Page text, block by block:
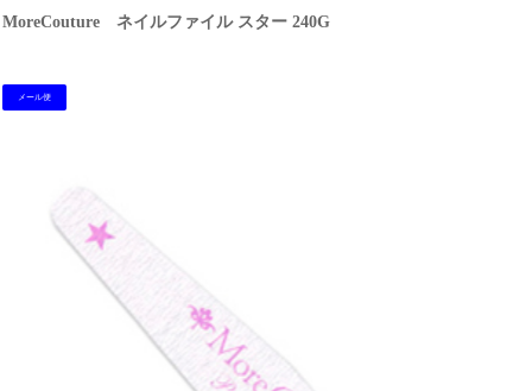
MoreCouture ネイルファイル スター 240G
メール便